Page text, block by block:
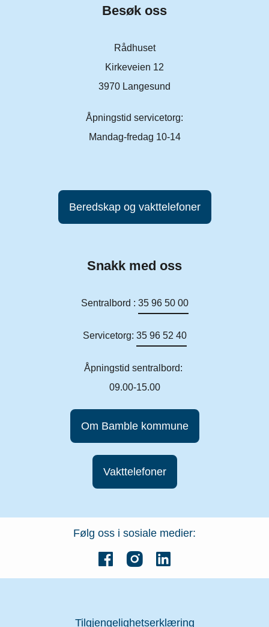
Besøk oss
Rådhuset
Kirkeveien 12
3970 Langesund
Åpningstid servicetorg:
Mandag-fredag 10-14
Beredskap og vakttelefoner
Snakk med oss
Sentralbord : 35 96 50 00
Servicetorg: 35 96 52 40
Åpningstid sentralbord:
09.00-15.00
Om Bamble kommune
Vakttelefoner
Følg oss i sosiale medier:
Tilgjengelighetserklæring